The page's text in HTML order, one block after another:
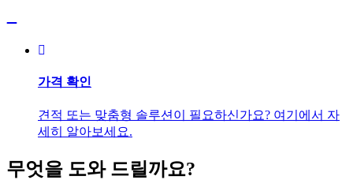
가격 확인
견적 또는 맞춤형 솔루션이 필요하신가요? 여기에서 자
세히 알아보세요.
무엇을 도와 드릴까요?